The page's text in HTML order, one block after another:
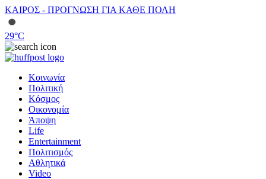
ΚΑΙΡΟΣ - ΠΡΟΓΝΩΣΗ ΓΙΑ ΚΑΘΕ ΠΟΛΗ
29°C
Κοινωνία
Πολιτική
Κόσμος
Οικονομία
Άποψη
Life
Entertainment
Πολιτισμός
Αθλητικά
Video